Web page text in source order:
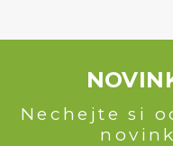
Nechejte si